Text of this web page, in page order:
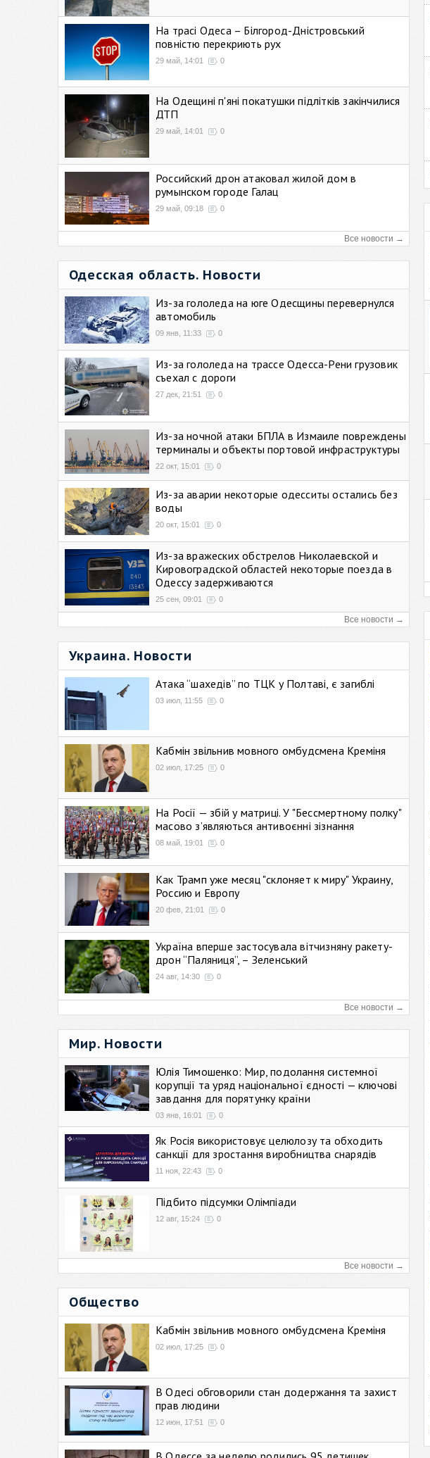
На трасі Одеса – Білгород-Дністровський
повністю перекриють рух
29 май, 14:01 0
На Одещині п'яні покатушки підлітків закінчилися
ДТП
29 май, 14:01 0
Российский дрон атаковал жилой дом в
румынском городе Галац
29 май, 09:18 0
Все новости →
Одесская область. Новости
Из-за гололеда на юге Одесщины перевернулся
автомобиль
09 янв, 11:33 0
Из-за гололеда на трассе Одесса-Рени грузовик
съехал с дороги
27 дек, 21:51 0
Из-за ночной атаки БПЛА в Измаиле повреждены
терминалы и объекты портовой инфраструктуры
22 окт, 15:01 0
Из-за аварии некоторые одесситы остались без
воды
20 окт, 15:01 0
Из-за вражеских обстрелов Николаевской и
Кировоградской областей некоторые поезда в
Одессу задерживаются
25 сен, 09:01 0
Все новости →
Украина. Новости
Атака “шахедів” по ТЦК у Полтаві, є загиблі
03 июл, 11:55 0
Кабмін звільнив мовного омбудсмена Креміня
02 июл, 17:25 0
На Росії — збій у матриці. У "Бессмертному полку"
масово зʼявляються антивоєнні зізнання
08 май, 19:01 0
Как Трамп уже месяц "склоняет к миру" Украину,
Россию и Европу
20 фев, 21:01 0
Україна вперше застосувала вітчизняну ракету-
дрон “Паляниця”, – Зеленський
24 авг, 14:30 0
Все новости →
Мир. Новости
Юлія Тимошенко: Мир, подолання системної
корупції та уряд національної єдності — ключові
завдання для порятунку країни
03 янв, 16:01 0
Як Росія використовує целюлозу та обходить
санкції для зростання виробництва снарядів
11 ноя, 22:43 0
Підбито підсумки Олімпіади
12 авг, 15:24 0
Все новости →
Общество
Кабмін звільнив мовного омбудсмена Креміня
02 июл, 17:25 0
В Одесі обговорили стан додержання та захист
прав людини
12 июн, 17:51 0